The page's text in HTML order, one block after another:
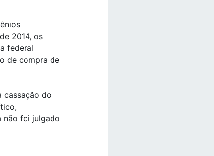
2014, os
federal
de compra de
cassação do
não foi julgado